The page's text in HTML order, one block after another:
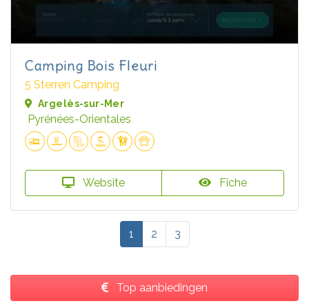
Camping Bois Fleuri
5 Sterren Camping
Argelès-sur-Mer
Pyrénées-Orientales
Website Fiche
1 2 3
Top aanbiedingen